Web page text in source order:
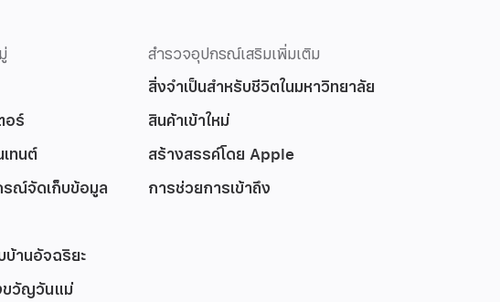
อร์
ทนต์
ณ์จัดเก็บข้อมูล
านอัจฉริยะ
ขวัญวันแม่
สำรวจอุปกรณ์เสริมเพิ่มเติม
สิ่งจำเป็นสำหรับชีวิตในมหาวิทยาลัย
สินค้าเข้าใหม่
สร้างสรรค์โดย Apple
การช่วยการเข้าถึง